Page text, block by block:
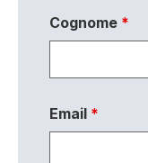
Cognome *
Email *